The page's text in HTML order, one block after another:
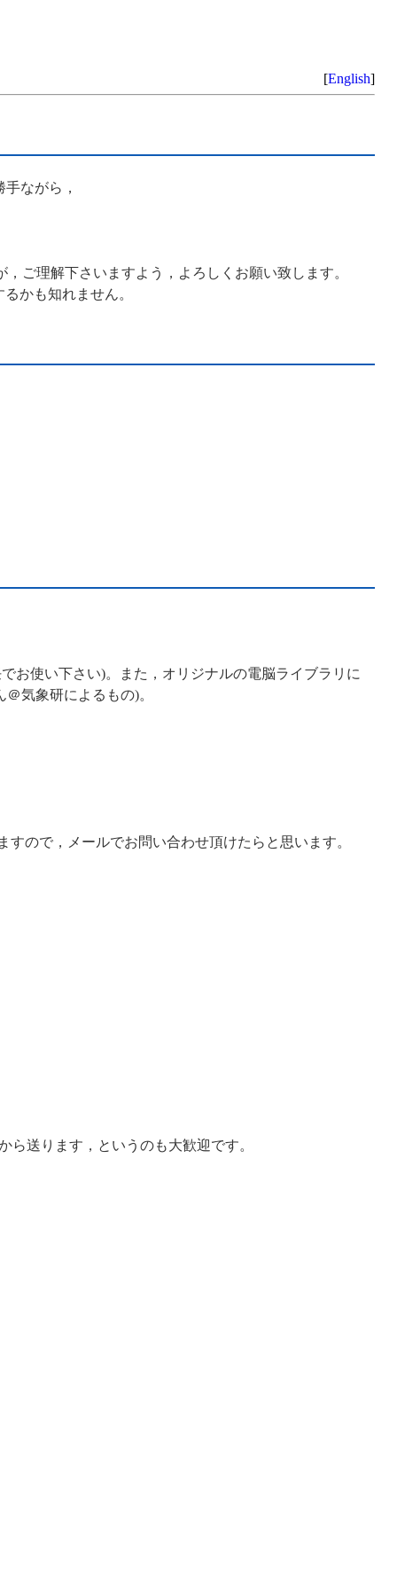
[English]
ながら，
ご理解下さいますよう，よろしくお願い致します。
かも知れません。
お使い下さい)。また，オリジナルの電脳ライブラリに
気象研によるもの)。
ので，メールでお問い合わせ頂けたらと思います。
送ります，というのも大歓迎です。